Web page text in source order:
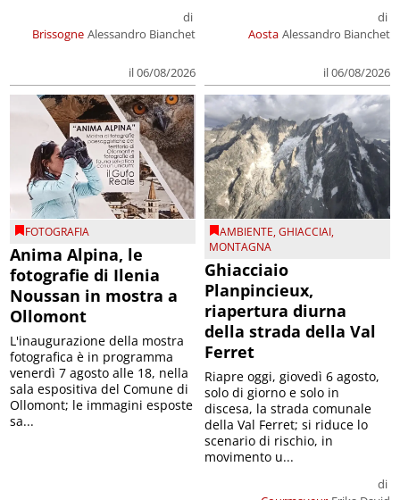
Brissogne
di
Alessandro Bianchet
il 06/08/2026
Aosta
di
Alessandro Bianchet
il 06/08/2026
FOTOGRAFIA
Anima Alpina, le
fotografie di Ilenia
Noussan in mostra a
Ollomont
L'inaugurazione della mostra
fotografica è in programma
venerdì 7 agosto alle 18, nella
sala espositiva del Comune di
Ollomont; le immagini esposte
sa...
AMBIENTE,GHIACCIAI,
MONTAGNA
Ghiacciaio
Planpincieux,
riapertura diurna
della strada della Val
Ferret
di
Riapre oggi, giovedì 6 agosto,
solo di giorno e solo in
discesa, la strada comunale
della Val Ferret; si riduce lo
scenario di rischio, in
movimento u...